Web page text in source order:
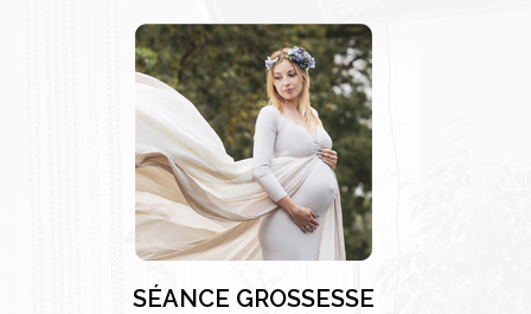
SÉANCE GROSSESSE